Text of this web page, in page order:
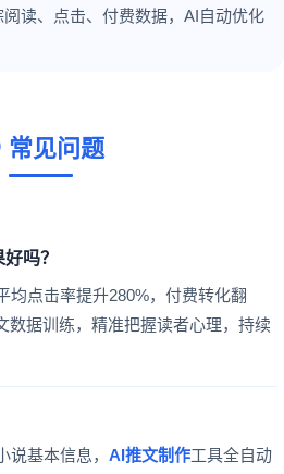
读、点击、付费数据，AI自动优化
常见问题
吗？
均点击率提升280%，付费转化翻
数据训练，精准把握读者心理，持续
基本信息， AI推文制作工具全自动